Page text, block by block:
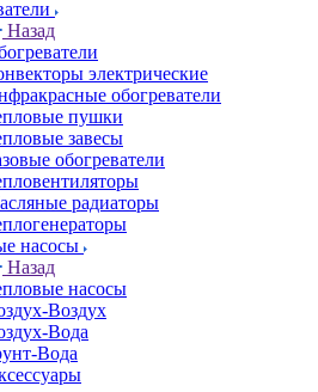
Назад
электрические
обогреватели
пушки
завесы
обогреватели
радиаторы
насосы
Назад
насосы
Воздух
Вода
Вода